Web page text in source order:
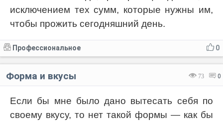
исключением тех сумм, которые нужны им,
чтобы прожить сегодняшний день.
0
Профессиональное
73 0
Форма и вкусы
Если бы мне было дано вытесать себя по
своему вкусу, то нет такой формы — как бы